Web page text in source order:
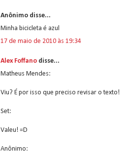
Anônimo disse...
Minha bicicleta é azul
17 de maio de 2010 às 19:34
Alex Foffano disse...
Matheus Mendes:
Viu? É por isso que preciso revisar o texto!
Set:
Valeu! =D
Anônimo: